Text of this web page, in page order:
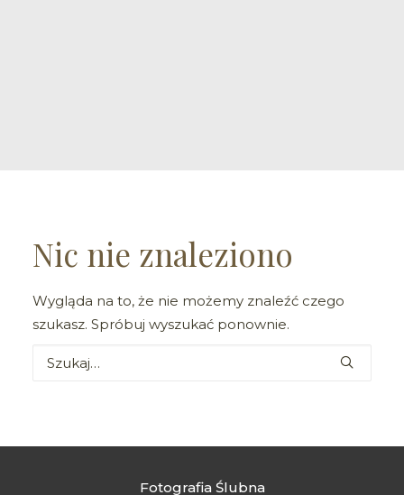
Nic nie znaleziono
Wygląda na to, że nie możemy znaleźć czego
szukasz. Spróbuj wyszukać ponownie.
Fotografia Ślubna